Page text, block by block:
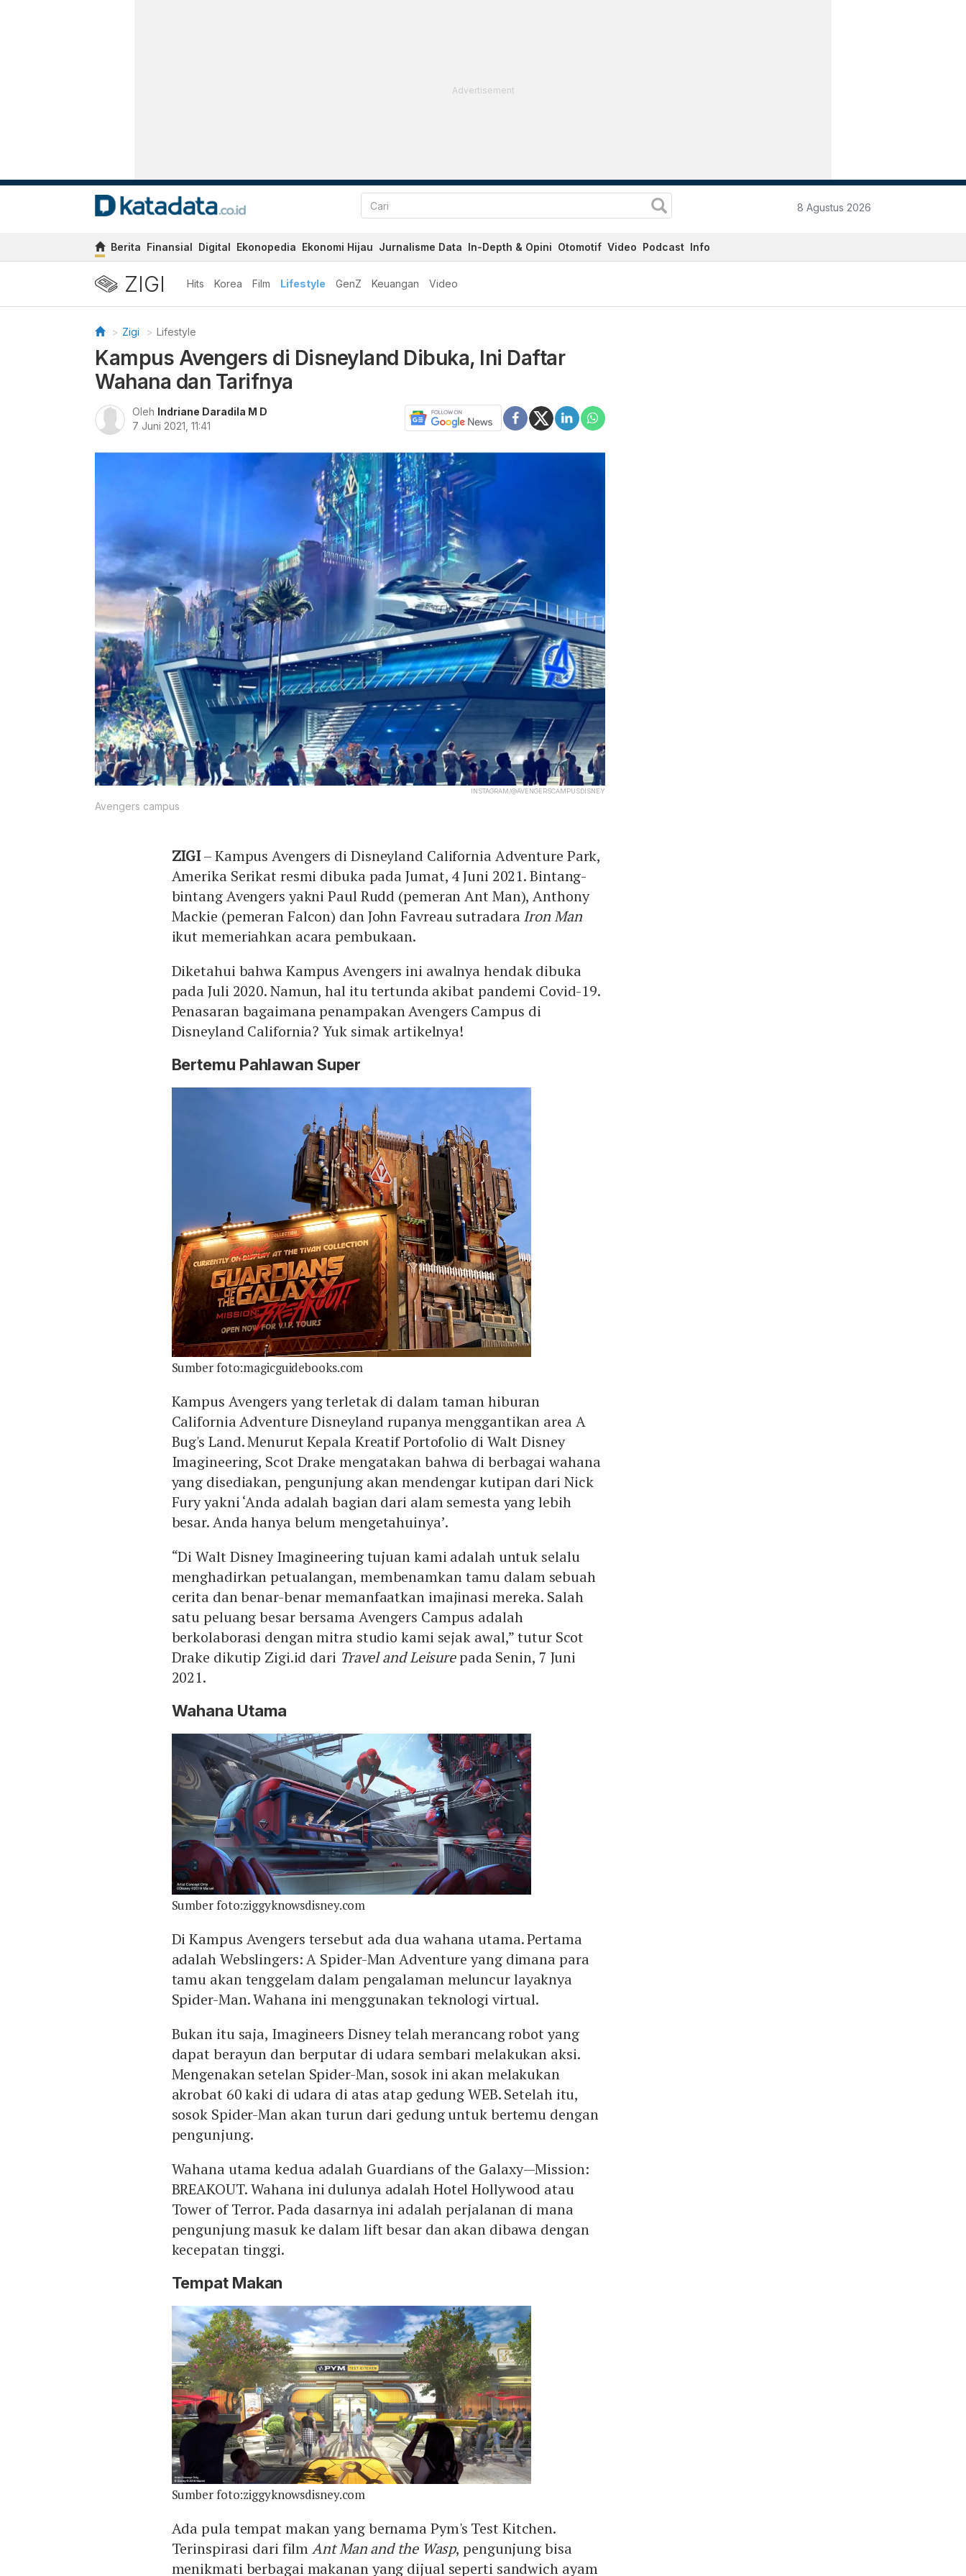
Advertisement
8 Agustus 2026
Berita Finansial Digital Ekonopedia Ekonomi Hijau Jurnalisme Data In-Depth & Opini Otomotif Video Podcast Info
ZIGI Hits Korea Film Lifestyle GenZ Keuangan Video
Zigi Lifestyle
Kampus Avengers di Disneyland Dibuka, Ini Daftar
Wahana dan Tarifnya
Oleh Indriane Daradila M D
7 Juni 2021, 11:41
INSTAGRAM/@AVENGERSCAMPUSDISNEY
Avengers campus
ZIGI– Kampus Avengers di Disneyland California Adventure Park,
Amerika Serikat resmi dibuka pada Jumat, 4 Juni 2021. Bintang-
bintang Avengers yakni Paul Rudd (pemeran Ant Man), Anthony
Mackie (pemeran Falcon) dan John Favreau sutradaraIron Man
ikut memeriahkan acara pembukaan.
Diketahui bahwa Kampus Avengers ini awalnya hendak dibuka
pada Juli 2020. Namun, hal itu tertunda akibat pandemi Covid-19.
Penasaran bagaimana penampakan Avengers Campus di
Disneyland California? Yuk simak artikelnya!
Bertemu Pahlawan Super
Sumber foto:magicguidebooks.com
Kampus Avengers yang terletak di dalam taman hiburan
California Adventure Disneyland rupanya menggantikan area A
Bug's Land. Menurut Kepala Kreatif Portofolio di Walt Disney
Imagineering, Scot Drake mengatakan bahwa di berbagai wahana
yang disediakan, pengunjung akan mendengar kutipan dari Nick
Fury yakni ‘Anda adalah bagian dari alam semesta yang lebih
besar. Anda hanya belum mengetahuinya’.
“Di Walt Disney Imagineering tujuan kami adalah untuk selalu
menghadirkan petualangan, membenamkan tamu dalam sebuah
cerita dan benar-benar memanfaatkan imajinasi mereka. Salah
satu peluang besar bersama Avengers Campus adalah
berkolaborasi dengan mitra studio kami sejak awal,” tutur Scot
Drake dikutip Zigi.id dari Travel and Leisurepada Senin, 7 Juni
2021.
Wahana Utama
Sumber foto:ziggyknowsdisney.com
Di Kampus Avengers tersebut ada dua wahana utama. Pertama
adalah Webslingers: A Spider-Man Adventure yang dimana para
tamu akan tenggelam dalam pengalaman meluncur layaknya
Spider-Man. Wahana ini menggunakan teknologi virtual.
Bukan itu saja, Imagineers Disney telah merancang robot yang
dapat berayun dan berputar di udara sembari melakukan aksi.
Mengenakan setelan Spider-Man, sosok ini akan melakukan
akrobat 60 kaki di udara di atas atap gedung WEB. Setelah itu,
sosok Spider-Man akan turun dari gedung untuk bertemu dengan
pengunjung.
Wahana utama kedua adalah Guardians of the Galaxy—Mission:
BREAKOUT. Wahana ini dulunya adalah Hotel Hollywood atau
Tower of Terror. Pada dasarnya ini adalah perjalanan di mana
pengunjung masuk ke dalam lift besar dan akan dibawa dengan
kecepatan tinggi.
Tempat Makan
Sumber foto:ziggyknowsdisney.com
Ada pula tempat makan yang bernama Pym's Test Kitchen.
Terinspirasi dari filmAnt Man and the Wasp, pengunjung bisa
menikmati berbagai makanan yang dijual seperti sandwich ayam